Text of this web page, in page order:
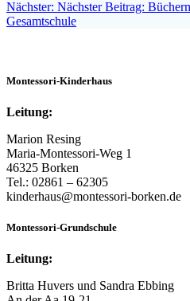
Nächster: Nächster Beitrag:
Gesamtschule
Montessori-Kinderhaus
Leitung:
Marion Resing
Maria-Montessori-Weg 1
46325 Borken
Tel.: 02861 – 62305
kinderhaus@montessori-borken.de
Montessori-Grundschule
Leitung:
Britta Huvers und Sandra Ebbing